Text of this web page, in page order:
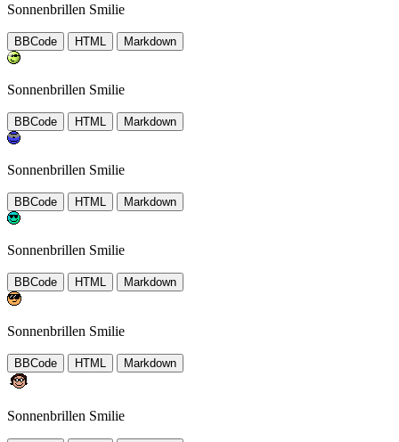
Sonnenbrillen Smilie
BBCode HTML Markdown
Sonnenbrillen Smilie
BBCode HTML Markdown
Sonnenbrillen Smilie
BBCode HTML Markdown
Sonnenbrillen Smilie
BBCode HTML Markdown
Sonnenbrillen Smilie
BBCode HTML Markdown
Sonnenbrillen Smilie